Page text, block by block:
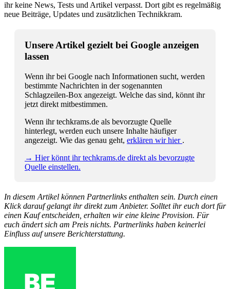
ihr keine News, Tests und Artikel verpasst. Dort gibt es regelmäßig
neue Beiträge, Updates und zusätzlichen Technikkram.
Unsere Artikel gezielt bei Google anzeigen
lassen
Wenn ihr bei Google nach Informationen sucht, werden
bestimmte Nachrichten in der sogenannten
Schlagzeilen-Box angezeigt. Welche das sind, könnt ihr
jetzt direkt mitbestimmen.
Wenn ihr techkrams.de als bevorzugte Quelle
hinterlegt, werden euch unsere Inhalte häufiger
angezeigt. Wie das genau geht, erklären wir hier .
→ Hier könnt ihr techkrams.de direkt als bevorzugte
Quelle einstellen.
In diesem Artikel können Partnerlinks enthalten sein. Durch einen
Klick darauf gelangt ihr direkt zum Anbieter. Solltet ihr euch dort für
einen Kauf entscheiden, erhalten wir eine kleine Provision. Für
euch ändert sich am Preis nichts. Partnerlinks haben keinerlei
Einfluss auf unsere Berichterstattung.